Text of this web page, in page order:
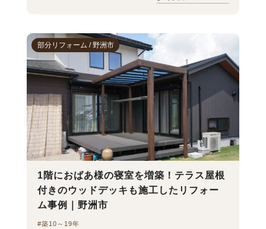
部分リフォーム / 野洲市
1階におばあ様の寝室を増築！テラス屋根
付きのウッドデッキも施工したリフォー
ム事例｜野洲市
#築10～19年